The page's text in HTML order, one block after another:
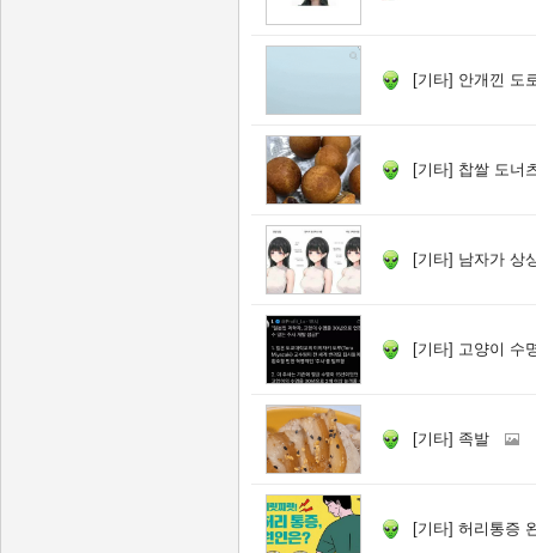
[기타] 안개낀 도
[기타] 찹쌀 도너
[기타] 남자가 상
[기타] 고양이 수명
[기타] 족발
[기타] 허리통증